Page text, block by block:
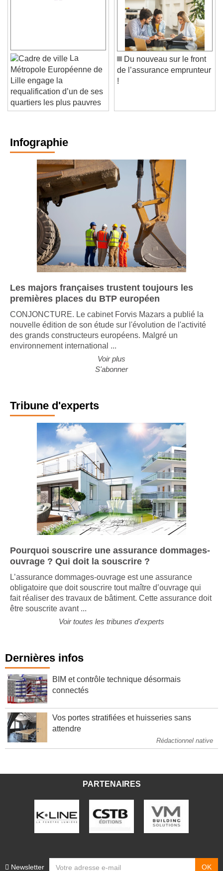
La
Métropole Européenne de
Lille engage la
requalification d’un de ses
quartiers les plus pauvres
Du nouveau sur le front
de l’assurance emprunteur
Infographie
Les majors françaises trustent toujours les
premières places du BTP européen
CONJONCTURE. Le cabinet Forvis Mazars a publié la
nouvelle édition de son étude sur l'évolution de l'activité
des grands constructeurs européens. Malgré un
Voir plus
Tribune d'experts
Pourquoi souscrire une assurance dommages-
ouvrage ? Qui doit la souscrire ?
L’assurance dommages-ouvrage est une assurance
obligatoire que doit souscrire tout maître d’ouvrage qui
fait réaliser des travaux de bâtiment. Cette assurance doit
Dernières infos
BIM et contrôle technique désormais
Vos portes stratifiées et huisseries sans
Rédactionnel native